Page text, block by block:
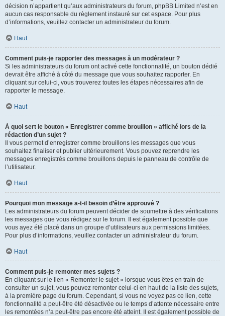
décision n’appartient qu’aux administrateurs du forum, phpBB Limited n’est en
aucun cas responsable du règlement instauré sur cet espace. Pour plus
d’informations, veuillez contacter un administrateur du forum.
Haut
Comment puis-je rapporter des messages à un modérateur ?
Si les administrateurs du forum ont activé cette fonctionnalité, un bouton dédié
devrait être affiché à côté du message que vous souhaitez rapporter. En
cliquant sur celui-ci, vous trouverez toutes les étapes nécessaires afin de
rapporter le message.
Haut
À quoi sert le bouton « Enregistrer comme brouillon » affiché lors de la
rédaction d’un sujet ?
Il vous permet d’enregistrer comme brouillons les messages que vous
souhaitez finaliser et publier ultérieurement. Vous pouvez reprendre les
messages enregistrés comme brouillons depuis le panneau de contrôle de
l’utilisateur.
Haut
Pourquoi mon message a-t-il besoin d’être approuvé ?
Les administrateurs du forum peuvent décider de soumettre à des vérifications
les messages que vous rédigez sur le forum. Il est également possible que
vous ayez été placé dans un groupe d’utilisateurs aux permissions limitées.
Pour plus d’informations, veuillez contacter un administrateur du forum.
Haut
Comment puis-je remonter mes sujets ?
En cliquant sur le lien « Remonter le sujet » lorsque vous êtes en train de
consulter un sujet, vous pouvez remonter celui-ci en haut de la liste des sujets,
à la première page du forum. Cependant, si vous ne voyez pas ce lien, cette
fonctionnalité a peut-être été désactivée ou le temps d’attente nécessaire entre
les remontées n’a peut-être pas encore été atteint. Il est également possible de